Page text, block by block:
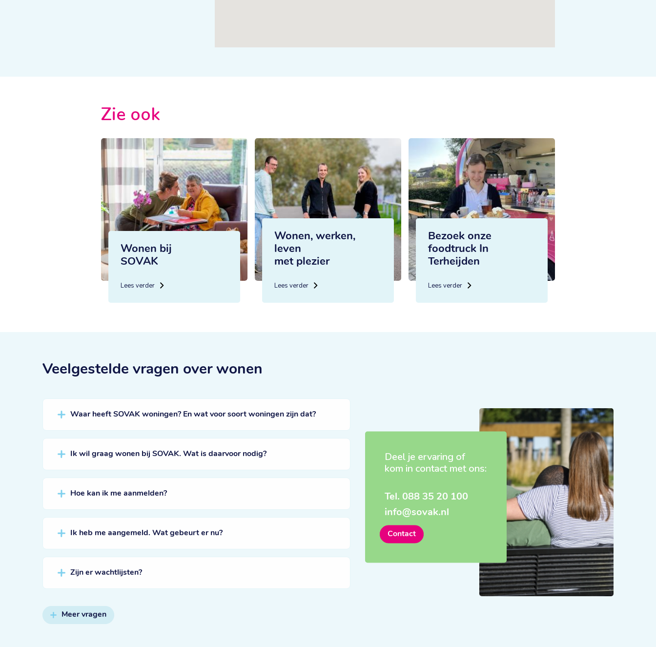
Zie ook
Wonen bij
SOVAK
Lees verder
Wonen, werken,
leven
met plezier
Lees verder
Bezoek onze
foodtruck In
Terheijden
Lees verder
Veelgestelde vragen over wonen
Waar heeft SOVAK woningen? En wat voor soort woningen zijn dat?
Ik wil graag wonen bij SOVAK. Wat is daarvoor nodig?
Hoe kan ik me aanmelden?
Ik heb me aangemeld. Wat gebeurt er nu?
Zijn er wachtlijsten?
Deel je ervaring of
kom in contact met ons:
Tel. 088 35 20 100
info@sovak.nl
Contact
Meer vragen